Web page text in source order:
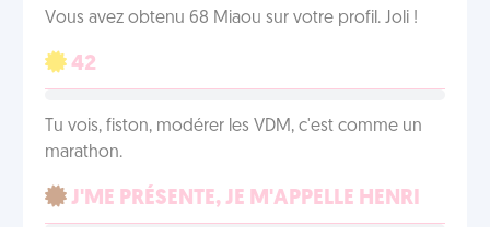
Vous avez obtenu 68 Miaou sur votre profil. Joli !
42
Tu vois, fiston, modérer les VDM, c'est comme un
marathon.
J'ME PRÉSENTE, JE M'APPELLE HENRI